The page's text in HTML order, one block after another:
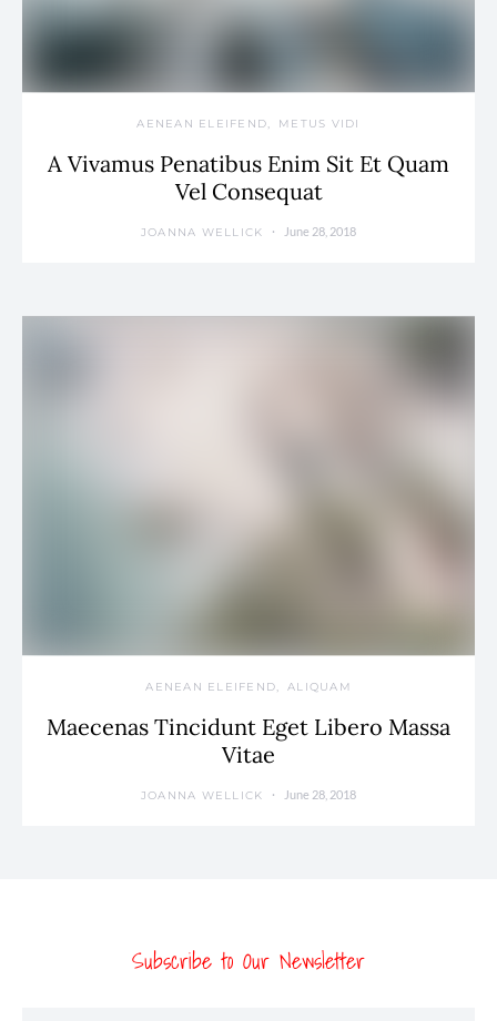
AENEAN ELEIFEND METUS VIDI
A Vivamus Penatibus Enim Sit Et Quam
Vel Consequat
JOANNA WELLICK June 28, 2018
AENEAN ELEIFEND ALIQUAM
Maecenas Tincidunt Eget Libero Massa
Vitae
JOANNA WELLICK June 28, 2018
Subscribe to Our Newsletter